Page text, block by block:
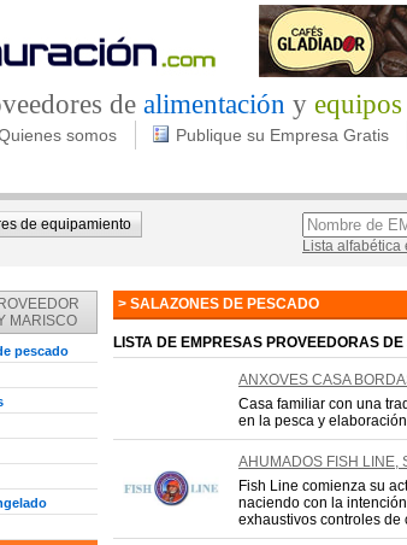
de alimentación y equipos
somos Publique su Empresa Gratis
de equipamiento
Lista alfabética
MARISCO
pescado
> SALAZONES DE PESCADO
LISTA DE EMPRESAS PROVEEDORAS
ANXOVES CASA
Casa familiar con una
en la pesca y
AHUMADOS FISH LINE,
Fish Line comienza su
naciendo con la
exhaustivos controles